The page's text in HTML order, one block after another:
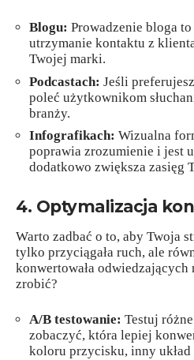
Blogu: Prowadzenie bloga
utrzymanie kontaktu z
Twojej marki.
Podcastach: Jeśli
poleć użytkownikom
branży.
Infografikach: Wizualna
poprawia zrozumienie i jest
dodatkowo zwiększa zasięg
4. Optymalizacja
Warto zadbać o to, aby Twoja
tylko przyciągała ruch, ale
konwertowała odwiedzających
zrobić?
A/B testowanie: Testuj
zobaczyć, która lepiej
koloru przycisku, inny